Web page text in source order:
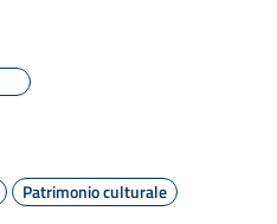
Patrimonio culturale